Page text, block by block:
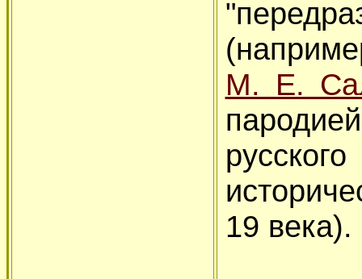
М. Е.
19 века).